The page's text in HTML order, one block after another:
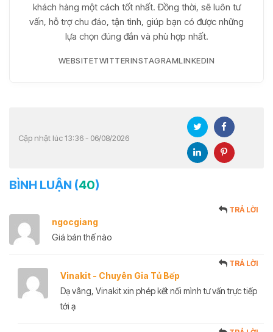
khách hàng một cách tốt nhất. Đồng thời, sẽ luôn tư
vấn, hỗ trợ chu đáo, tận tình, giúp bạn có được những
lựa chọn đúng đắn và phù hợp nhất.
WEBSITETWITTERINSTAGRAMLINKEDIN
Cập nhật lúc 13:36 - 06/08/2026
BÌNH LUẬN (40)
ngocgiang
TRẢ LỜI
Giá bán thế nào
Vinakit - Chuyên Gia Tủ Bếp
TRẢ LỜI
Dạ vâng, Vinakit xin phép kết nối mình tư vấn trực tiếp
tới ạ